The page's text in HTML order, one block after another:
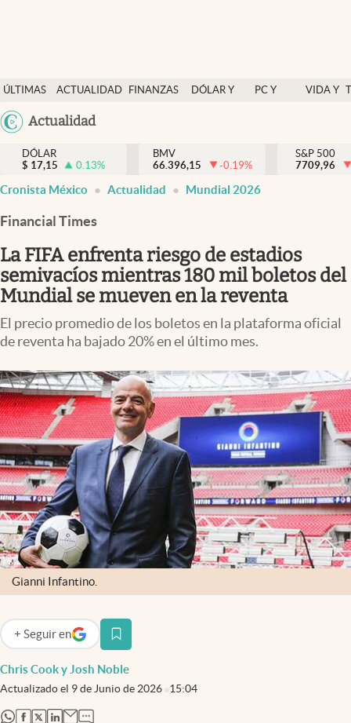
ÚLTIMAS
NOTICIAS
ACTUALIDAD
FINANZAS
DÓLAR Y
PC Y
VIDA Y
México
Actualidad
Actualidad
Finanzas y economía
Dólar y mercados
Pc y celular
Vida y estilo
Tv
Espiritualidad
Mediakit
abre en nueva pestaña
México
DÓLAR
$ 17,15 0.13%
BMV
66.396,15
-0.19%
S&P 500
7709,96
Cronista México Actualidad Mundial 2026
Financial Times
La FIFA enfrenta riesgo de estadios
semivacíos mientras 180 mil boletos del
Mundial se mueven en la reventa
El precio promedio de los boletos en la plataforma oficial
de reventa ha bajado 20% en el último mes.
Gianni Infantino.
Chris Cook y Josh Noble
Actualizado el 9 de Junio de 2026 15:04
+ Seguir en
abre en nueva pestaña
abre en nueva pestaña
abre en nueva pestaña
abre en nueva pestaña
abre en nueva pestaña